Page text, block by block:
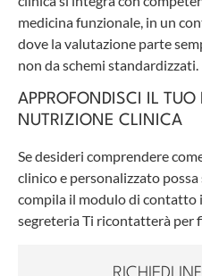
medicina funzionale, in un
dove la valutazione parte
non da schemi standardizzati.
APPROFONDISCI IL TUO
NUTRIZIONE CLINICA
Se desideri comprendere
clinico e personalizzato
compila il modulo di contatto
segreteria Ti ricontatterà per